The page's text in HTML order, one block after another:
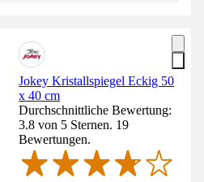
Jokey Kristallspiegel Eckig 50
x 40 cm
Durchschnittliche Bewertung:
3.8 von 5 Sternen. 19
Bewertungen.